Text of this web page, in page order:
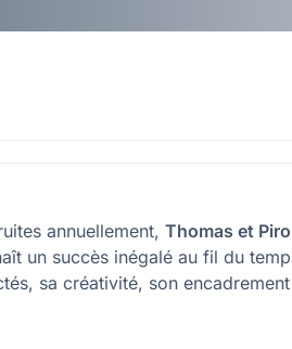
annuellement,Thomas et
un succès inégalé au fil du
sa créativité, son